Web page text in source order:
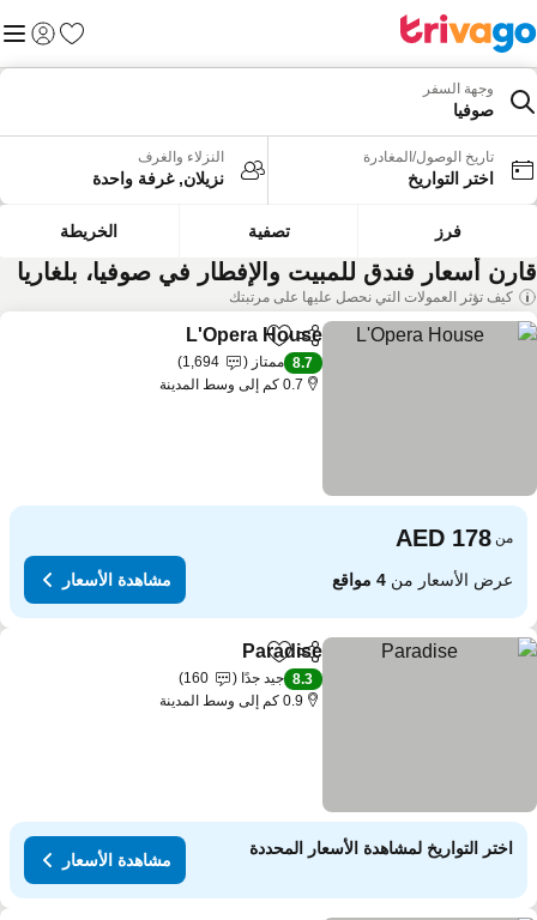
المفضلة
تسجيل
وجهة السفر
صوفيا
تاريخ الوصول/المغادرة
اختر التواريخ
النزلاء والغرف
نزيلان, غرفة واحدة
فرز تصفية الخريطة
أسعار فندق للمبيت والإفطار في صوفيا، بلغاريا
كيف تؤثر العمولات التي نحصل عليها على مرتبتك
مشاركةAdd to favorites
L'Opera House
8.7 ممتاز
1,694
0.7 كم إلى وسط المدينة
من
عرض الأسعار من4 مواقع مشاهدة الأسعار
مشاركةAdd to favorites
Paradise
8.3 جيد جدًا
160
0.9 كم إلى وسط المدينة
اختر التواريخ لمشاهدة الأسعار المحددة
مشاهدة الأسعار